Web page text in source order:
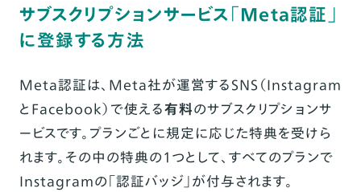
サブスクリプションサービス「Meta認証」
に登録する方法
Meta認証は、Meta社が運営するSNS（Instagram
とFacebook）で使える有料のサブスクリプションサ
ービスです。プランごとに規定に応じた特典を受けら
れます。その中の特典の1つとして、すべてのプランで
Instagramの「認証バッジ」が付与されます。